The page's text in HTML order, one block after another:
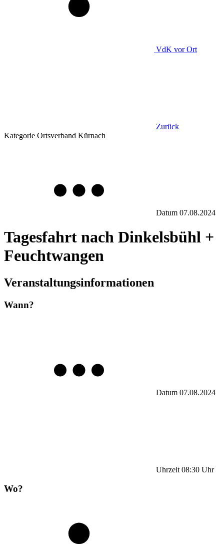
VdK vor Ort
Zurück
Kategorie Ortsverband Kürnach
Datum 07.08.2024
Tagesfahrt nach Dinkelsbühl +
Feuchtwangen
Veranstaltungsinformationen
Wann?
Datum 07.08.2024
Uhrzeit 08:30 Uhr
Wo?